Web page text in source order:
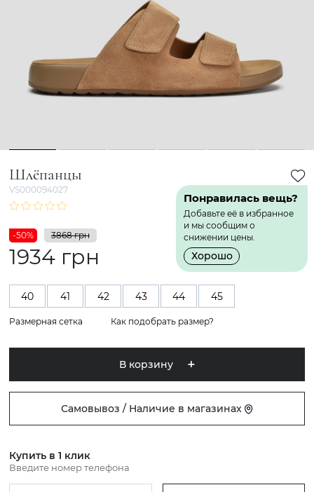
1 2 3 4 5 6
Шлёпанцы
VS000094027
Понравилась вещь?
Добавьте её в избранное
и мы сообщим о
снижении цены.
Хорошо
-50% 3868 грн
1934 грн
40 41 42 43 44 45
Размерная сетка Как подобрать размер?
В корзину
Самовывоз / Наличие в магазинах
Купить в 1 клик
Введите номер телефона